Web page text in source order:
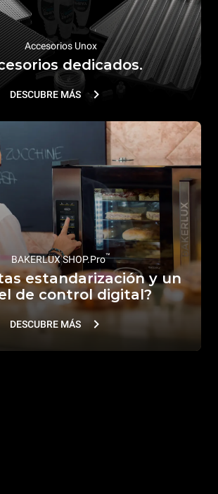
Accesorios Unox
dedicados.
DESCUBRE MÁS
BAKERLUX SHOP.Pro™
estandarización y un
de control digital?
DESCUBRE MÁS